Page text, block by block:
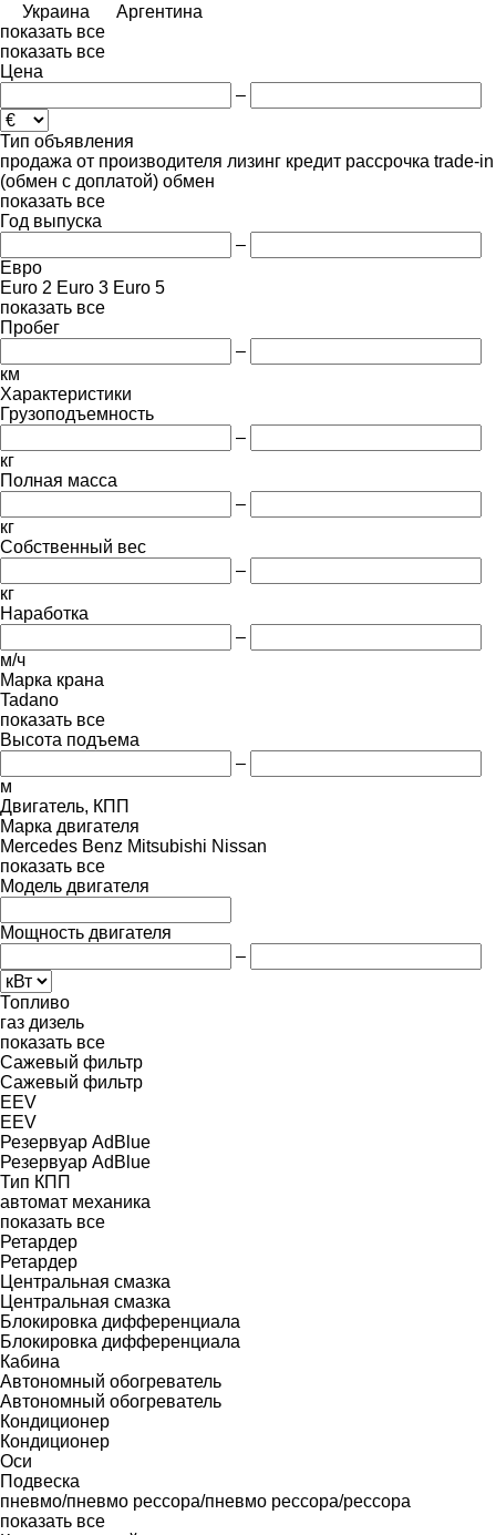
Украина
Аргентина
показать все
показать все
Цена
–
Тип объявления
продажа от производителя лизинг кредит рассрочка trade-in
(обмен с доплатой) обмен
показать все
Год выпуска
–
Евро
Euro 2 Euro 3 Euro 5
показать все
Пробег
–
км
Характеристики
Грузоподъемность
–
кг
Полная масса
–
кг
Собственный вес
–
кг
Наработка
–
м/ч
Марка крана
Tadano
показать все
Высота подъема
–
м
Двигатель, КПП
Марка двигателя
Mercedes Benz Mitsubishi Nissan
показать все
Модель двигателя
Мощность двигателя
–
Топливо
газ дизель
показать все
Сажевый фильтр
Сажевый фильтр
EEV
EEV
Резервуар AdBlue
Резервуар AdBlue
Тип КПП
автомат механика
показать все
Ретардер
Ретардер
Центральная смазка
Центральная смазка
Блокировка дифференциала
Блокировка дифференциала
Кабина
Автономный обогреватель
Автономный обогреватель
Кондиционер
Кондиционер
Оси
Подвеска
пневмо/пневмо рессора/пневмо рессора/рессора
показать все